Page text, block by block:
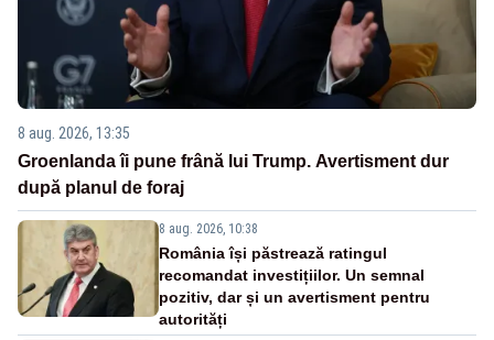
8 aug. 2026, 13:35
Groenlanda îi pune frână lui Trump. Avertisment dur
după planul de foraj
8 aug. 2026, 10:38
România își păstrează ratingul
recomandat investițiilor. Un semnal
pozitiv, dar și un avertisment pentru
autorități